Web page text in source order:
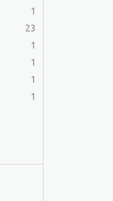
1
23
1
1
1
1